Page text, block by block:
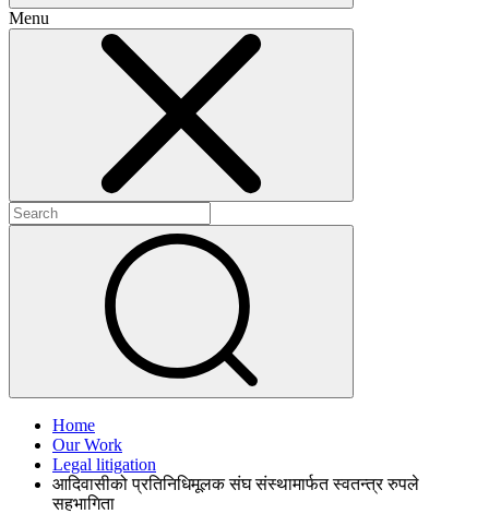
Menu
Home
Our Work
Legal litigation
आदिवासीको प्रतिनिधिमूलक संघ संस्थामार्फत स्वतन्त्र रुपले
सहभागिता